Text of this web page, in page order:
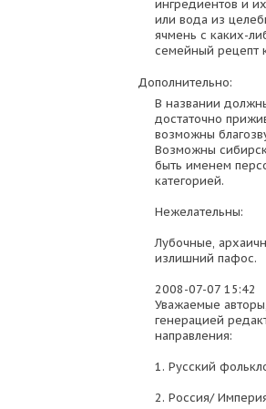
ингредиентов и
или вода из
ячмень с каких-
семейный рецепт
Дополнительно:
В названии
достаточно
возможны
Возможны
быть именем
категорией.
Нежелательны:
Лубочные,
излишний пафос.
2008-07-07 15:42
Уважаемые
генерацией
направления:
1. Русский
2. Россия/